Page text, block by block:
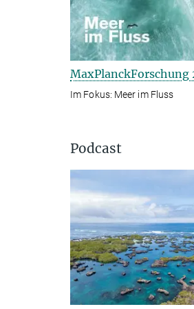
MaxPlanckForschung
Im Fokus: Meer im Fluss
Podcast